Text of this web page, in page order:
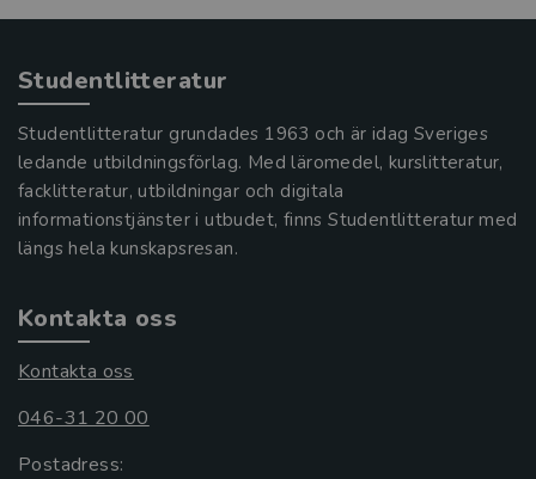
Studentlitteratur
Studentlitteratur grundades 1963 och är idag Sveriges
ledande utbildningsförlag. Med läromedel, kurslitteratur,
facklitteratur, utbildningar och digitala
informationstjänster i utbudet, finns Studentlitteratur med
längs hela kunskapsresan.
Kontakta oss
Kontakta oss
046-31 20 00
Postadress: